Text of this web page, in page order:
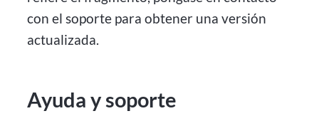
con el soporte para obtener una versión
actualizada.
Ayuda y soporte